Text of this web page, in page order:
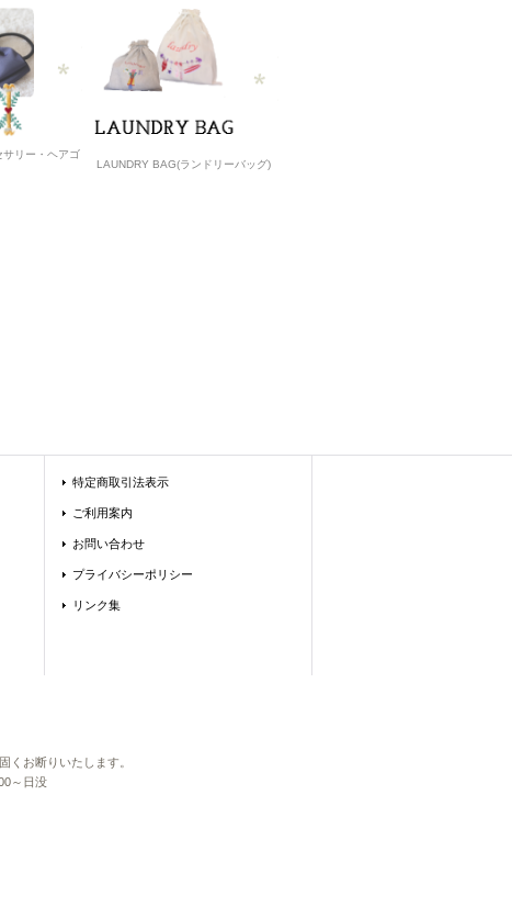
サリー・ヘアゴ
LAUNDRY BAG(ランドリーバッグ)
特定商取引法表示
ご利用案内
お問い合わせ
プライバシーポリシー
リンク集
くお断りいたします。
～日没